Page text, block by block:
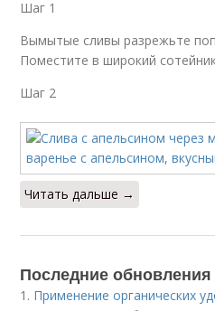
Шаг 1
Вымытые сливы разрежьте
Поместите в широкий
Шаг 2
Читать дальше →
Последние обновления
1. Применение органических